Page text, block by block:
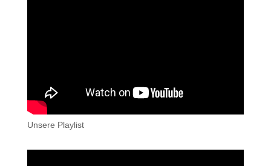
Unsere Playlist